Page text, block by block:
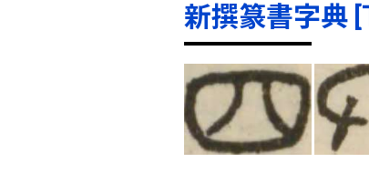
新撰篆書字典